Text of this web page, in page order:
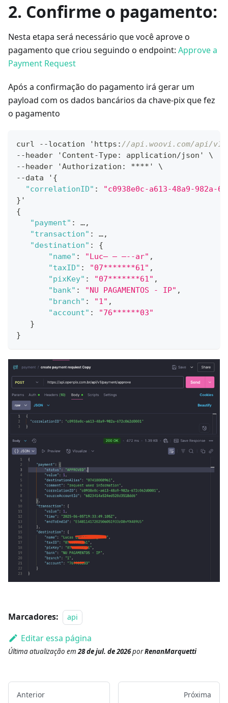
2. Confirme o pagamento:
Nesta etapa será necessário que você aprove o
pagamento que criou seguindo o endpoint: Approve a
Payment Request
Após a confirmação do pagamento irá gerar um
payload com os dados bancários da chave-pix que fez
o pagamento
curl --location 'https : //api.woovi.com/api/v1/
--header 'Content-Type:
application/json' \
--header 'Authorization :
****' \
--data ' {
"correlationID" :
"c0938e0c-a613-48a9-982a-
} '
{
"payment" : …,
"transaction" : …,
"destination" :
{
"name" : "Luc— – —--ar" ,
"taxID" : "07*******61" ,
"pixKey" : "07*******61" ,
"bank" : "NU PAGAMENTOS - IP" ,
"branch" : "1" ,
"account" :
"76******03"
}
}
Marcadores: api
Editar essa página
Última atualização em28 de jul. de 2026porRenanMarquetti
Anterior Próxima